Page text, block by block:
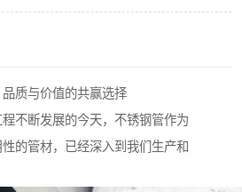
质与价值的共赢选择
不断发展的今天，不锈钢管作为
的管材，已经深入到我们生产和